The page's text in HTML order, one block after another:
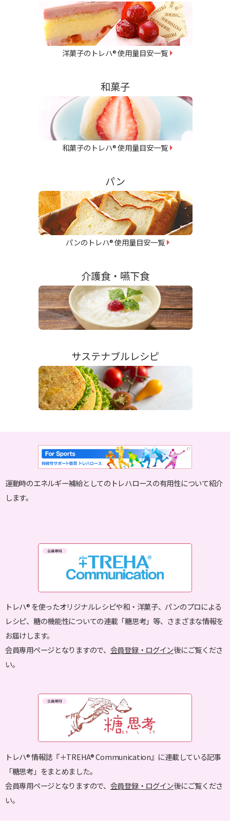
洋菓子のトレハ®使用量目安一覧
和菓子
和菓子のトレハ®使用量目安一覧
パン
パンのトレハ®使用量目安一覧
介護食・嚥下食
サステナブルレシピ
運動時のエネルギー補給としてのトレハロースの有用性について紹介
します。
トレハ® を使ったオリジナルレシピや和・洋菓子、パンのプロによる
レシピ、糖の機能性についての連載「糖思考」等、さまざまな情報を
お届けします。
会員専用ページとなりますので、 会員登録・ログイン後にご覧くださ
い。
トレハ®情報誌『＋TREHA® Communication』に連載している記事
「糖思考」をまとめました。
会員専用ページとなりますので、 会員登録・ログイン後にご覧くださ
い。